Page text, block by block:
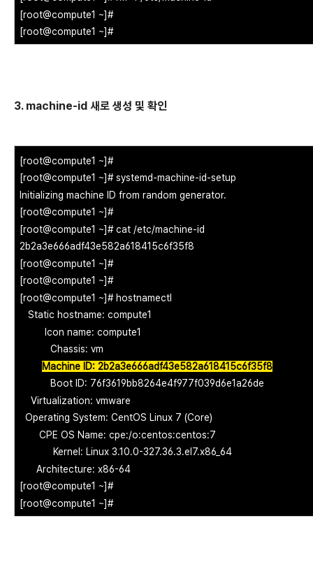
[root@compute1 ~]#
[root@compute1 ~]#
3. machine-id 새로 생성 및 확인
[root@compute1 ~]#
[root@compute1 ~]# systemd-machine-id-setup
Initializing machine ID from random generator.
[root@compute1 ~]#
[root@compute1 ~]# cat /etc/machine-id
2b2a3e666adf43e582a618415c6f35f8
[root@compute1 ~]#
[root@compute1 ~]#
[root@compute1 ~]# hostnamectl
Static hostname: compute1
Icon name: compute1
Chassis: vm
Machine ID: 2b2a3e666adf43e582a618415c6f35f8
Boot ID: 76f3619bb8264e4f977f039d6e1a26de
Virtualization: vmware
Operating System: CentOS Linux 7 (Core)
CPE OS Name: cpe:/o:centos:centos:7
Kernel: Linux 3.10.0-327.36.3.el7.x86_64
Architecture: x86-64
[root@compute1 ~]#
[root@compute1 ~]#